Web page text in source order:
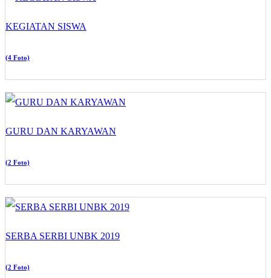
KEGIATAN SISWA
(4 Foto)
GURU DAN KARYAWAN
(2 Foto)
SERBA SERBI UNBK 2019
(2 Foto)